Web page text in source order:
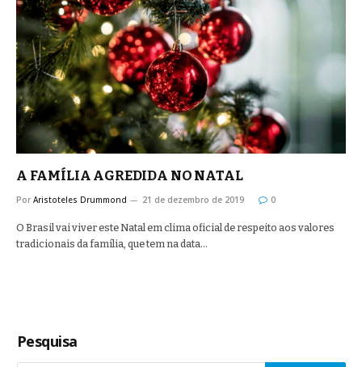
A FAMÍLIA AGREDIDA NO NATAL
Por Aristoteles Drummond 21 de dezembro de 2019 0
O Brasil vai viver este Natal em clima oficial de respeito aos valores
tradicionais da família, que tem na data…
Pesquisa